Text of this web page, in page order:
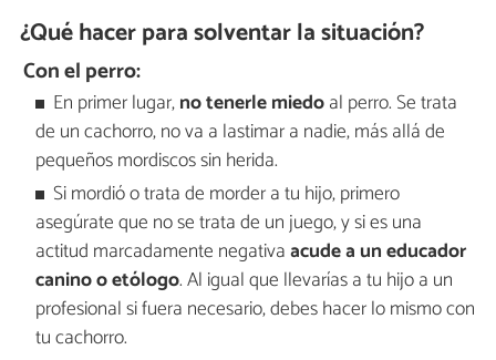
¿Qué hacer para solventar la situación?
Con el perro:
En primer lugar,no tenerle miedoal perro. Se trata
de un cachorro, no va a lastimar a nadie, más allá de
pequeños mordiscos sin herida.
Si mordió o trata de morder a tu hijo, primero
asegúrate que no se trata de un juego, y si es una
actitud marcadamente negativaacude a un educador
canino o etólogo. Al igual que llevarías a tu hijo a un
profesional si fuera necesario, debes hacer lo mismo con
tu cachorro.